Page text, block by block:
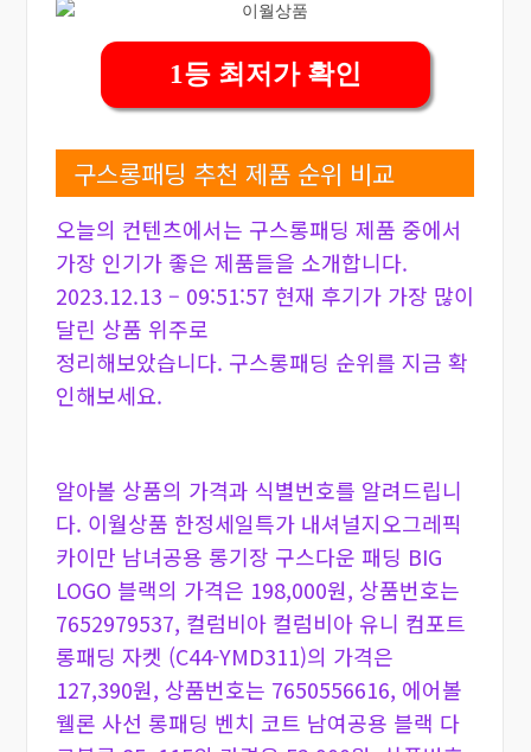
1등 최저가 확인
구스롱패딩 추천 제품 순위 비교
오늘의 컨텐츠에서는 구스롱패딩 제품 중에서
가장 인기가 좋은 제품들을 소개합니다.
2023.12.13 – 09:51:57 현재 후기가 가장 많이
달린 상품 위주로
정리해보았습니다. 구스롱패딩 순위를 지금 확
인해보세요.
알아볼 상품의 가격과 식별번호를 알려드립니
다. 이월상품 한정세일특가 내셔널지오그레픽
카이만 남녀공용 롱기장 구스다운 패딩 BIG
LOGO 블랙의 가격은 198,000원, 상품번호는
7652979537, 컬럼비아 컬럼비아 유니 컴포트
롱패딩 자켓 (C44-YMD311)의 가격은
127,390원, 상품번호는 7650556616, 에어볼
웰론 사선 롱패딩 벤치 코트 남여공용 블랙 다